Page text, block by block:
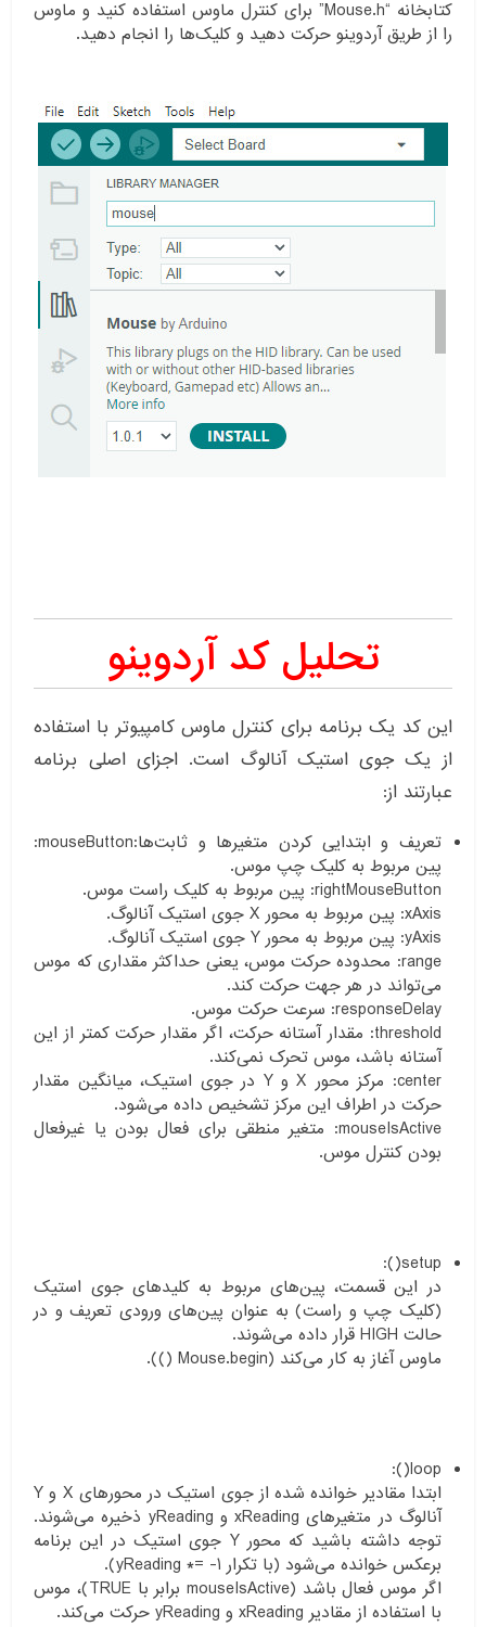
کتابخانه “Mouse.h” برای کنترل ماوس استفاده کنید و ماوس
را از طریق آردوینو حرکت دهید و کلیک‌ها را انجام دهید.
تحلیل کد آردوینو
این کد یک برنامه برای کنترل ماوس کامپیوتر با استفاده
از یک جوی استیک آنالوگ است. اجزای اصلی برنامه
عبارتند از:
تعریف و ابتدایی کردن متغیر‌ها و ثابت‌ها:mouseButton:
پین مربوط به کلیک چپ موس.
rightMouseButton: پین مربوط به کلیک راست موس.
xAxis: پین مربوط به محور X جوی استیک آنالوگ.
yAxis: پین مربوط به محور Y جوی استیک آنالوگ.
range: محدوده حرکت موس، یعنی حداکثر مقداری که موس
می‌تواند در هر جهت حرکت کند.
responseDelay: سرعت حرکت موس.
threshold: مقدار آستانه حرکت، اگر مقدار حرکت کمتر از این
آستانه باشد، موس تحرک نمی‌کند.
center: مرکز محور X و Y در جوی استیک، میانگین مقدار
حرکت در اطراف این مرکز تشخیص داده می‌شود.
mouseIsActive: متغیر منطقی برای فعال بودن یا غیرفعال
بودن کنترل موس.
setup():
در این قسمت، پین‌های مربوط به کلیدهای جوی استیک
(کلیک چپ و راست) به عنوان پین‌های ورودی تعریف و در
حالت HIGH قرار داده می‌شوند.
ماوس آغاز به کار می‌کند (Mouse.begin ()).
loop():
ابتدا مقادیر خوانده شده از جوی استیک در محور‌های X و Y
آنالوگ در متغیر‌های xReading و yReading ذخیره می‌شوند.
توجه داشته باشید که محور Y جوی استیک در این برنامه
برعکس خوانده می‌شود (با تکرار yReading *= -1).
اگر موس فعال باشد (mouseIsActive برابر با TRUE)، موس
با استفاده از مقادیر xReading و yReading حرکت می‌کند.